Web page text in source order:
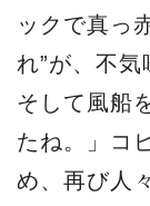
ックで真っ
れ”が、不気
そして風船
たね。」コ
め、再び人